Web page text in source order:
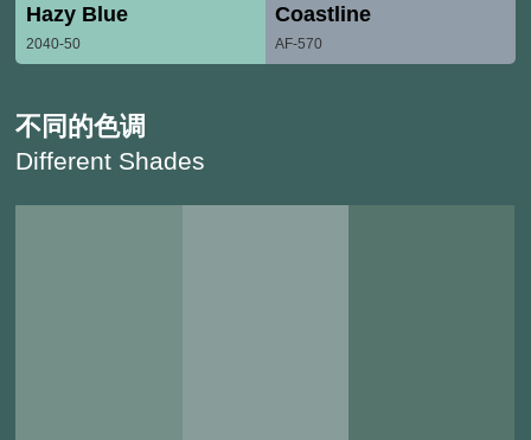
Hazy Blue
2040-50
Coastline
AF-570
不同的色调
Different Shades